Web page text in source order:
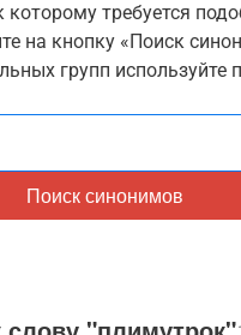
которому требуется
на кнопку «Поиск
групп используйте
Поиск синонимов